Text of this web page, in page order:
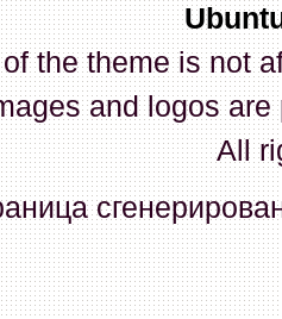
По тому же
12:56:37
Всем доброго
1-1245, 3-
7926, чтобы
в системе
the theme is not
and logos
All